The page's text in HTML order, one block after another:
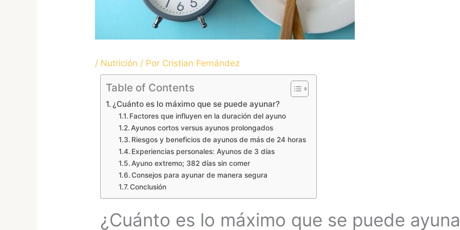
/ Nutrición / Por Cristian Fernández
Table of Contents
¿Cuánto es lo máximo que se puede ayunar?
Factores que influyen en la duración del ayuno
Ayunos cortos versus ayunos prolongados
Riesgos y beneficios de ayunos de más de 24 horas
Experiencias personales: Ayunos de 3 días
Ayuno extremo; 382 días sin comer
Consejos para ayunar de manera segura
Conclusión
¿Cuánto es lo máximo que se puede